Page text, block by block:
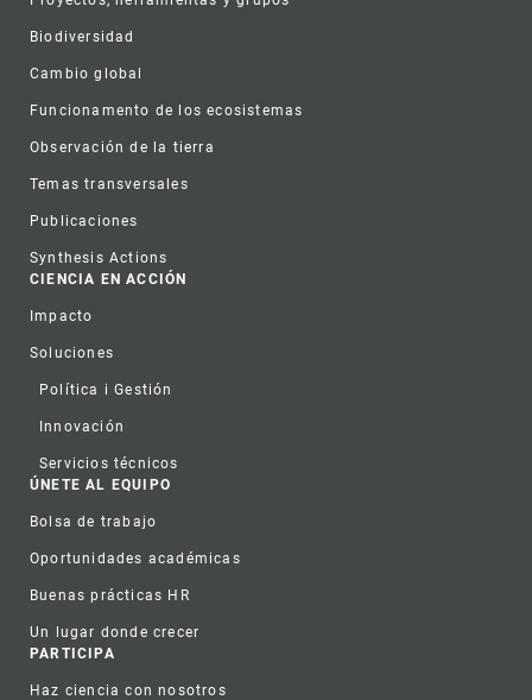
Biodiversidad
Cambio global
Funcionamento de los ecosistemas
Observación de la tierra
Temas transversales
Publicaciones
Synthesis Actions
CIENCIA EN ACCIÓN
Impacto
Soluciones
Política i Gestión
Innovación
Servicios técnicos
ÚNETE AL EQUIPO
Bolsa de trabajo
Oportunidades académicas
Buenas prácticas HR
Un lugar donde crecer
PARTICIPA
Haz ciencia con nosotros